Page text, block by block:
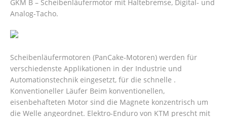
GKM B – Scheibenläufermotor mit Haltebremse, Digital- und
Analog-Tacho.
Scheibenläufermotoren (PanCake-Motoren) werden für
verschiedenste Applikationen in der Industrie und
Automationstechnik eingesetzt, für die schnelle .
Konventioneller Läufer Beim konventionellen,
eisenbehafteten Motor sind die Magnete konzentrisch um
die Welle angeordnet. Elektro-Enduro von KTM prescht mit